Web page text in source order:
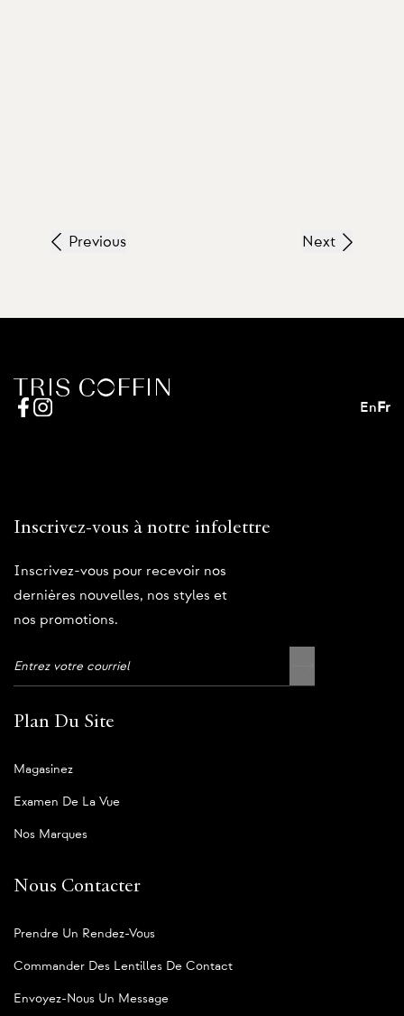
Previous Next
En Fr
Inscrivez-vous à notre infolettre
Inscrivez-vous pour recevoir nos
dernières nouvelles, nos styles et
nos promotions.
Plan Du Site
Magasinez
Examen De La Vue
Nos Marques
Nous Contacter
Prendre Un Rendez-Vous
Commander Des Lentilles De Contact
Envoyez-Nous Un Message